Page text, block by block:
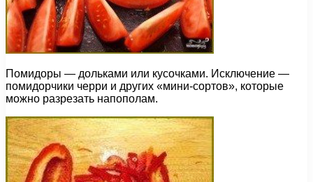
Помидоры — дольками или кусочками. Исключение —
помидорчики черри и других «мини-сортов», которые
можно разрезать напополам.